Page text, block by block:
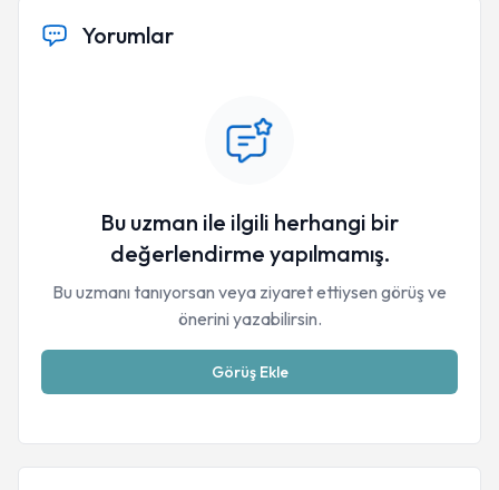
Yorumlar
Bu uzman ile ilgili herhangi bir
değerlendirme yapılmamış.
Bu uzmanı tanıyorsan veya ziyaret ettiysen görüş ve
önerini yazabilirsin.
Görüş Ekle